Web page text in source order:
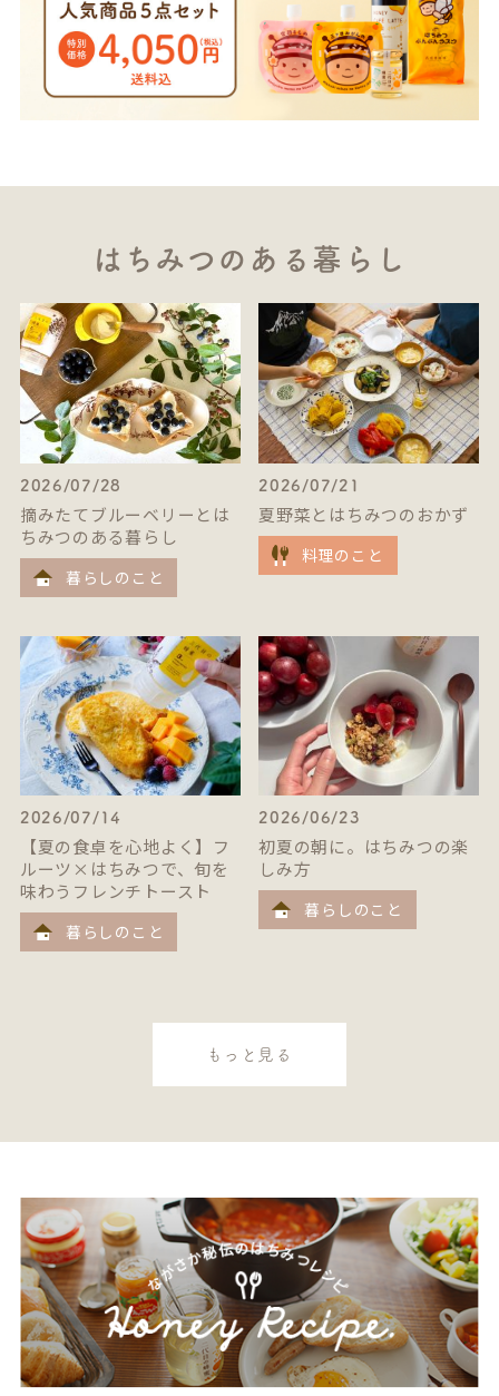
はちみつのある暮らし
2026/07/28
摘みたてブルーベリーとは
ちみつのある暮らし
暮らしのこと
2026/07/21
夏野菜とはちみつのおかず
料理のこと
2026/07/14
【夏の食卓を心地よく】フ
ルーツ×はちみつで、旬を
味わうフレンチトースト
暮らしのこと
2026/06/23
初夏の朝に。はちみつの楽
しみ方
暮らしのこと
もっと見る